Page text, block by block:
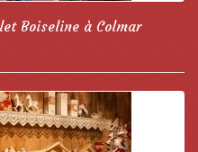
Boiseline à Colmar